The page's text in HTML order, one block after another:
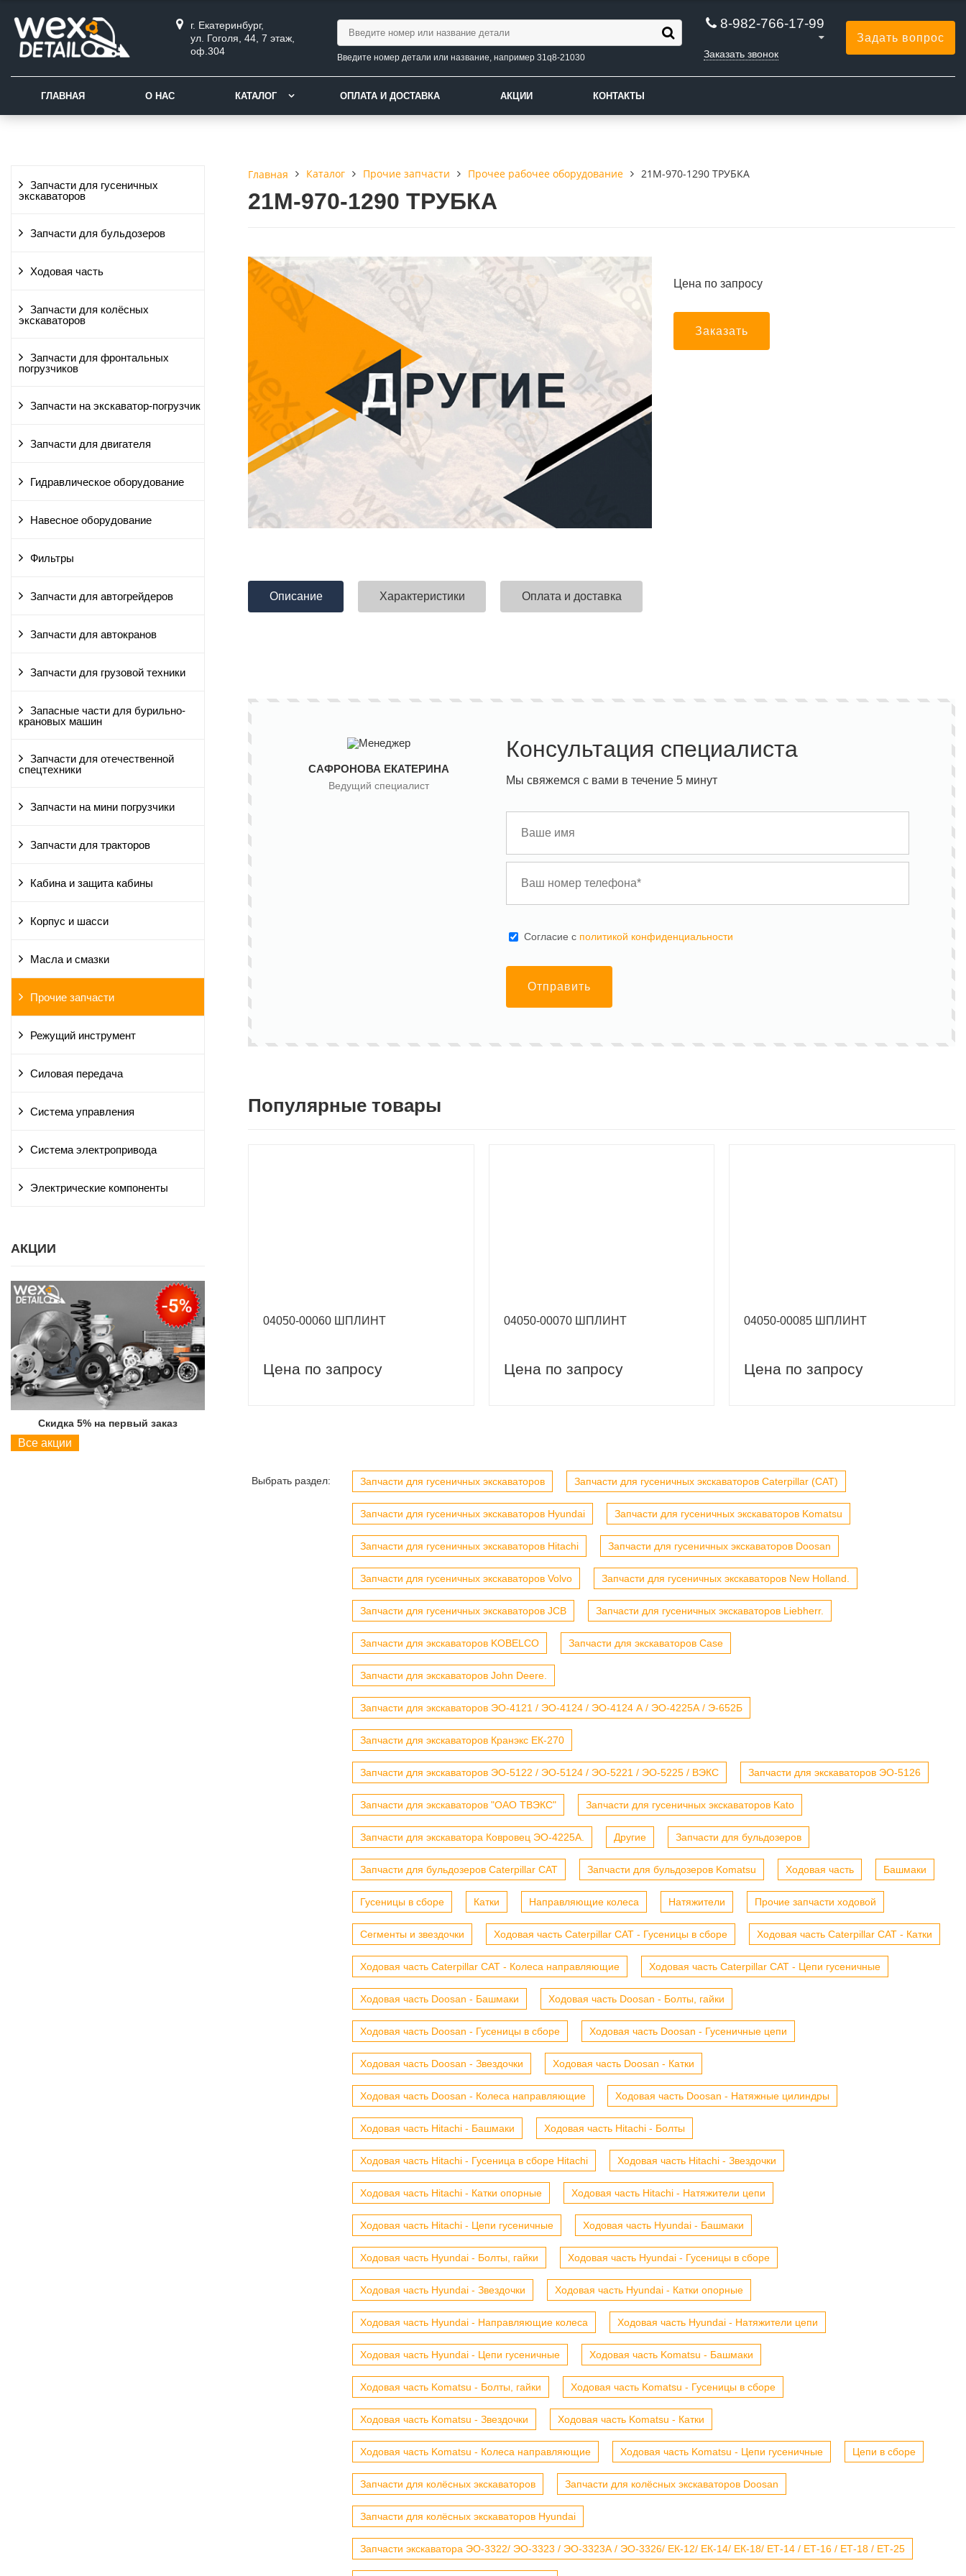
г. Екатеринбург,
ул. Гоголя, 44, 7 этаж,
оф.304
Введите номер детали или название, например 31q8-21030
8-982-766-17-99
Заказать звонок
Задать вопрос
ГЛАВНАЯ О НАС КАТАЛОГ ОПЛАТА И ДОСТАВКА АКЦИИ КОНТАКТЫ
Запчасти для гусеничных
экскаваторов
Запчасти для бульдозеров
Ходовая часть
Запчасти для колёсных
экскаваторов
Запчасти для фронтальных
погрузчиков
Запчасти на экскаватор-погрузчик
Запчасти для двигателя
Гидравлическое оборудование
Навесное оборудование
Фильтры
Запчасти для автогрейдеров
Запчасти для автокранов
Запчасти для грузовой техники
Запасные части для бурильно-
крановых машин
Запчасти для отечественной
спецтехники
Запчасти на мини погрузчики
Запчасти для тракторов
Кабина и защита кабины
Корпус и шасси
Масла и смазки
Прочие запчасти
Режущий инструмент
Силовая передача
Система управления
Система электропривода
Электрические компоненты
АКЦИИ
Скидка 5% на первый заказ
Все акции
Главная Каталог Прочие запчасти Прочее рабочее оборудование 21M-970-1290 ТРУБКА
21M-970-1290 ТРУБКА
Цена по запросу
Заказать
Описание Характеристики Оплата и доставка
САФРОНОВА ЕКАТЕРИНА
Ведущий специалист
Консультация специалиста
Мы свяжемся с вами в течение 5 минут
Cогласие с политикой конфиденциальности
Отправить
Популярные товары
04050-00060 ШПЛИНТ
Цена по запросу
04050-00070 ШПЛИНТ
Цена по запросу
04050-00085 ШПЛИНТ
Цена по запросу
Выбрать раздел: Запчасти для гусеничных экскаваторов Запчасти для гусеничных экскаваторов Caterpillar (CAT)
Запчасти для гусеничных экскаваторов Hyundai Запчасти для гусеничных экскаваторов Komatsu
Запчасти для гусеничных экскаваторов Hitachi Запчасти для гусеничных экскаваторов Doosan
Запчасти для гусеничных экскаваторов Volvo Запчасти для гусеничных экскаваторов New Holland.
Запчасти для гусеничных экскаваторов JCB Запчасти для гусеничных экскаваторов Liebherr.
Запчасти для экскаваторов KOBELCO Запчасти для экскаваторов Case
Запчасти для экскаваторов John Deere.
Запчасти для экскаваторов ЭО-4121 / ЭО-4124 / ЭО-4124 А / ЭО-4225А / Э-652Б
Запчасти для экскаваторов Кранэкс ЕК-270
Запчасти для экскаваторов ЭО-5122 / ЭО-5124 / ЭО-5221 / ЭО-5225 / ВЭКС Запчасти для экскаваторов ЭО-5126
Запчасти для экскаваторов "ОАО ТВЭКС" Запчасти для гусеничных экскаваторов Kato
Запчасти для экскаватора Ковровец ЭО-4225А. Другие Запчасти для бульдозеров
Запчасти для бульдозеров Caterpillar CAT Запчасти для бульдозеров Komatsu Ходовая часть Башмаки
Гусеницы в сборе Катки Направляющие колеса Натяжители Прочие запчасти ходовой
Сегменты и звездочки Ходовая часть Caterpillar CAT - Гусеницы в сборе Ходовая часть Caterpillar CAT - Катки
Ходовая часть Caterpillar CAT - Колеса направляющие Ходовая часть Caterpillar CAT - Цепи гусеничные
Ходовая часть Doosan - Башмаки Ходовая часть Doosan - Болты, гайки
Ходовая часть Doosan - Гусеницы в сборе Ходовая часть Doosan - Гусеничные цепи
Ходовая часть Doosan - Звездочки Ходовая часть Doosan - Катки
Ходовая часть Doosan - Колеса направляющие Ходовая часть Doosan - Натяжные цилиндры
Ходовая часть Hitachi - Башмаки Ходовая часть Hitachi - Болты
Ходовая часть Hitachi - Гусеница в сборе Hitachi Ходовая часть Hitachi - Звездочки
Ходовая часть Hitachi - Катки опорные Ходовая часть Hitachi - Натяжители цепи
Ходовая часть Hitachi - Цепи гусеничные Ходовая часть Hyundai - Башмаки
Ходовая часть Hyundai - Болты, гайки Ходовая часть Hyundai - Гусеницы в сборе
Ходовая часть Hyundai - Звездочки Ходовая часть Hyundai - Катки опорные
Ходовая часть Hyundai - Направляющие колеса Ходовая часть Hyundai - Натяжители цепи
Ходовая часть Hyundai - Цепи гусеничные Ходовая часть Komatsu - Башмаки
Ходовая часть Komatsu - Болты, гайки Ходовая часть Komatsu - Гусеницы в сборе
Ходовая часть Komatsu - Звездочки Ходовая часть Komatsu - Катки
Ходовая часть Komatsu - Колеса направляющие Ходовая часть Komatsu - Цепи гусеничные Цепи в сборе
Запчасти для колёсных экскаваторов Запчасти для колёсных экскаваторов Doosan
Запчасти для колёсных экскаваторов Hyundai
Запчасти экскаватора ЭО-3322/ ЭО-3323 / ЭО-3323А / ЭО-3326/ ЕК-12/ ЕК-14/ ЕК-18/ ЕТ-14 / ЕТ-16 / ЕТ-18 / ЕТ-25